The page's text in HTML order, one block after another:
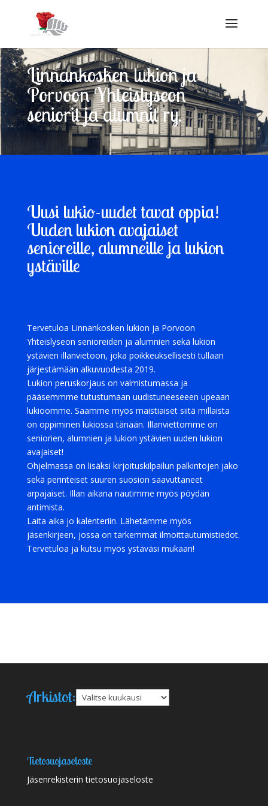
Linnankosken lukion ja
Porvoon Yhteislyseon
seniorit ja alumnit ry.
Uusi lukio-uudet tavat oppia!
Uuden lukion avajaiset
senioreille, alumneille ja lukion
ystäville
Tervetuloa Linnankosken lukion ja Porvoon
Yhteislyseon senioreiden ja alumnien sekä lukion
ystävien illanvietoon, joka poikkeuksellisesti tullaan
järjestämään alkuvuodesta 2019.
Lukion peruskorjaus on valmistumassa ja
pääsemmme tutustumaan uudistuneeseeen upeaan
lukioomme. Saamme myös maistiaiset siitä millaista
on oppiminen lukiossa tänään. Illanviettomme on
seniorien, alumnien ja lukion ystävien uuden lukion
avajaiset!
Ohjelmassa on lisäksi kirjoituskilpailun palkintojen jako
sekä perinteiset suuren suosion saavuttaneet
arpajaiset. Illan aikana nautimme myös pöydän
antimista.
Laita aika jo kalenteriin. Lähetämme myös
jäsenkirjeen, jossa on tarkemmat ilmoittautumistiedot.
Tervetuloa ja kutsu myös ystäväsi mukaan!
Arkistot: Arkistot
Tietosuojaseloste
Jäsenrekisterin tietosuojaseloste